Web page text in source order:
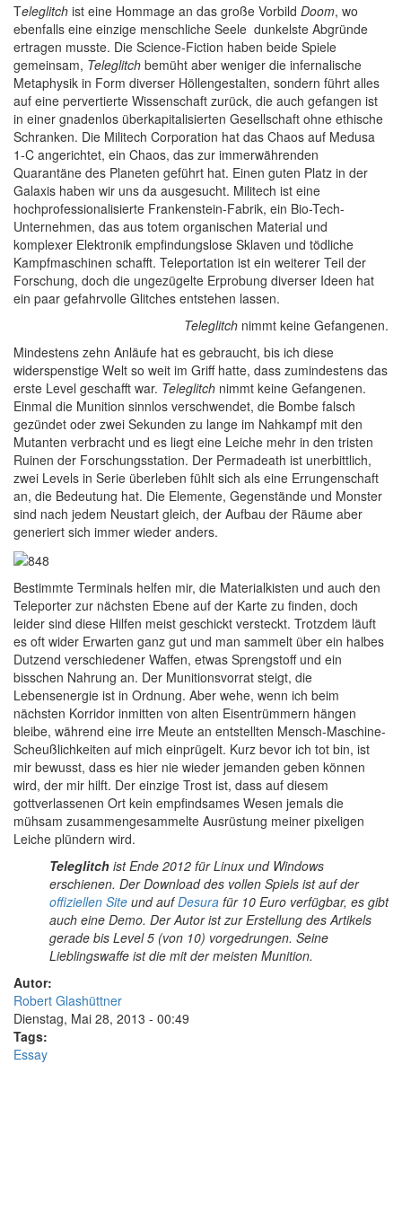
Teleglitch ist eine Hommage an das große Vorbild Doom, wo
ebenfalls eine einzige menschliche Seele dunkelste Abgründe
ertragen musste. Die Science-Fiction haben beide Spiele
gemeinsam, Teleglitch bemüht aber weniger die infernalische
Metaphysik in Form diverser Höllengestalten, sondern führt alles
auf eine pervertierte Wissenschaft zurück, die auch gefangen ist
in einer gnadenlos überkapitalisierten Gesellschaft ohne ethische
Schranken. Die Militech Corporation hat das Chaos auf Medusa
1-C angerichtet, ein Chaos, das zur immerwährenden
Quarantäne des Planeten geführt hat. Einen guten Platz in der
Galaxis haben wir uns da ausgesucht. Militech ist eine
hochprofessionalisierte Frankenstein-Fabrik, ein Bio-Tech-
Unternehmen, das aus totem organischen Material und
komplexer Elektronik empfindungslose Sklaven und tödliche
Kampfmaschinen schafft. Teleportation ist ein weiterer Teil der
Forschung, doch die ungezügelte Erprobung diverser Ideen hat
ein paar gefahrvolle Glitches entstehen lassen.
Teleglitch nimmt keine Gefangenen.
Mindestens zehn Anläufe hat es gebraucht, bis ich diese
widerspenstige Welt so weit im Griff hatte, dass zumindestens das
erste Level geschafft war. Teleglitch nimmt keine Gefangenen.
Einmal die Munition sinnlos verschwendet, die Bombe falsch
gezündet oder zwei Sekunden zu lange im Nahkampf mit den
Mutanten verbracht und es liegt eine Leiche mehr in den tristen
Ruinen der Forschungsstation. Der Permadeath ist unerbittlich,
zwei Levels in Serie überleben fühlt sich als eine Errungenschaft
an, die Bedeutung hat. Die Elemente, Gegenstände und Monster
sind nach jedem Neustart gleich, der Aufbau der Räume aber
generiert sich immer wieder anders.
Bestimmte Terminals helfen mir, die Materialkisten und auch den
Teleporter zur nächsten Ebene auf der Karte zu finden, doch
leider sind diese Hilfen meist geschickt versteckt. Trotzdem läuft
es oft wider Erwarten ganz gut und man sammelt über ein halbes
Dutzend verschiedener Waffen, etwas Sprengstoff und ein
bisschen Nahrung an. Der Munitionsvorrat steigt, die
Lebensenergie ist in Ordnung. Aber wehe, wenn ich beim
nächsten Korridor inmitten von alten Eisentrümmern hängen
bleibe, während eine irre Meute an entstellten Mensch-Maschine-
Scheußlichkeiten auf mich einprügelt. Kurz bevor ich tot bin, ist
mir bewusst, dass es hier nie wieder jemanden geben können
wird, der mir hilft. Der einzige Trost ist, dass auf diesem
gottverlassenen Ort kein empfindsames Wesen jemals die
mühsam zusammengesammelte Ausrüstung meiner pixeligen
Leiche plündern wird.
Teleglitch ist Ende 2012 für Linux und Windows
erschienen. Der Download des vollen Spiels ist auf der
offiziellen Site und aufDesura für 10 Euro verfügbar, es gibt
auch eine Demo. Der Autor ist zur Erstellung des Artikels
gerade bis Level 5 (von 10) vorgedrungen. Seine
Lieblingswaffe ist die mit der meisten Munition.
Autor:
Robert Glashüttner
Dienstag, Mai 28, 2013 - 00:49
Tags:
Essay